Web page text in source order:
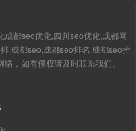
都seo优化,四川seo优化,成都网
,成都seo,成都seo排名,成都seo推
，如有侵权请及时联系我们。